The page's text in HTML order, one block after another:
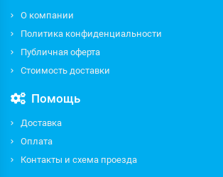
О компании
Политика конфиденциальности
Публичная оферта
Стоимость доставки
Помощь
Доставка
Оплата
Контакты и схема проезда